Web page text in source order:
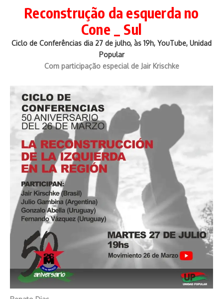
Reconstrução da esquerda no
Cone _ Sul
Ciclo de Conferências dia 27 de julho, às 19h, YouTube, Unidad
Popular
Com participação especial de Jair Krischke